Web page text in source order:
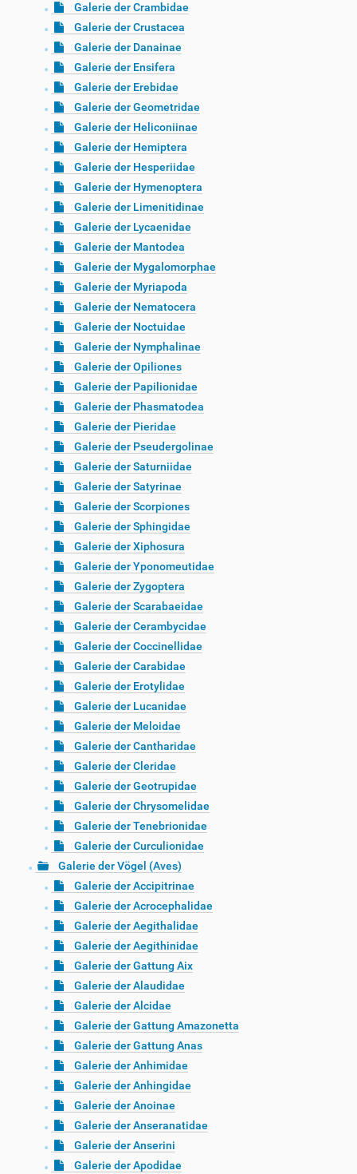
Galerie der Crambidae
Galerie der Crustacea
Galerie der Danainae
Galerie der Ensifera
Galerie der Erebidae
Galerie der Geometridae
Galerie der Heliconiinae
Galerie der Hemiptera
Galerie der Hesperiidae
Galerie der Hymenoptera
Galerie der Limenitidinae
Galerie der Lycaenidae
Galerie der Mantodea
Galerie der Mygalomorphae
Galerie der Myriapoda
Galerie der Nematocera
Galerie der Noctuidae
Galerie der Nymphalinae
Galerie der Opiliones
Galerie der Papilionidae
Galerie der Phasmatodea
Galerie der Pieridae
Galerie der Pseudergolinae
Galerie der Saturniidae
Galerie der Satyrinae
Galerie der Scorpiones
Galerie der Sphingidae
Galerie der Xiphosura
Galerie der Yponomeutidae
Galerie der Zygoptera
Galerie der Scarabaeidae
Galerie der Cerambycidae
Galerie der Coccinellidae
Galerie der Carabidae
Galerie der Erotylidae
Galerie der Lucanidae
Galerie der Meloidae
Galerie der Cantharidae
Galerie der Cleridae
Galerie der Geotrupidae
Galerie der Chrysomelidae
Galerie der Tenebrionidae
Galerie der Curculionidae
Galerie der Vögel (Aves)
Galerie der Accipitrinae
Galerie der Acrocephalidae
Galerie der Aegithalidae
Galerie der Aegithinidae
Galerie der Gattung Aix
Galerie der Alaudidae
Galerie der Alcidae
Galerie der Gattung Amazonetta
Galerie der Gattung Anas
Galerie der Anhimidae
Galerie der Anhingidae
Galerie der Anoinae
Galerie der Anseranatidae
Galerie der Anserini
Galerie der Apodidae